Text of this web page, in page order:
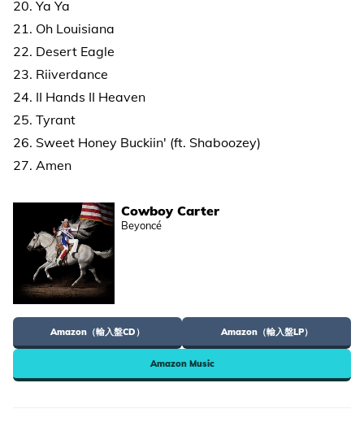
20. Ya Ya
21. Oh Louisiana
22. Desert Eagle
23. Riiverdance
24. II Hands II Heaven
25. Tyrant
26. Sweet Honey Buckiin' (ft. Shaboozey)
27. Amen
Cowboy Carter
Beyoncé
Amazon（輸入盤CD） Amazon（輸入盤LP）
Amazon Music